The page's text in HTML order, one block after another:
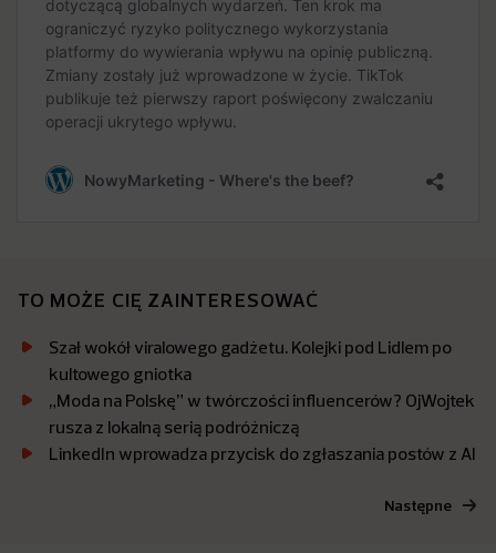
TO MOŻE CIĘ ZAINTERESOWAĆ
Szał wokół viralowego gadżetu. Kolejki pod Lidlem po
kultowego gniotka
„Moda na Polskę” w twórczości influencerów? OjWojtek
rusza z lokalną serią podróżniczą
LinkedIn wprowadza przycisk do zgłaszania postów z AI
Następne